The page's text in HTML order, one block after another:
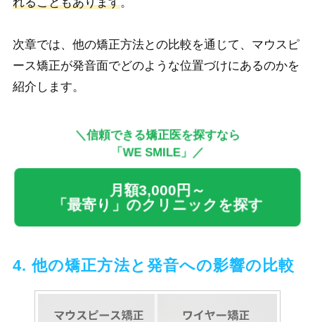
次章では、他の矯正方法との比較を通じて、マウスピ
ース矯正が発音面でどのような位置づけにあるのかを
紹介します。
＼信頼できる矯正医を探すなら
「WE SMILE」／
月額3,000円～
「最寄り」のクリニックを探す
4. 他の矯正方法と発音への影響の比較